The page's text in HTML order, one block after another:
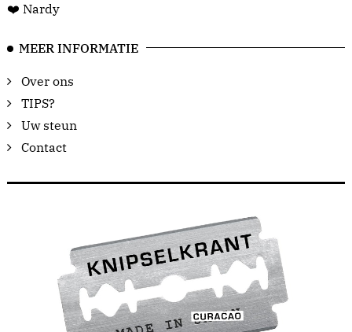
❤️ Nardy
MEER INFORMATIE
Over ons
TIPS?
Uw steun
Contact